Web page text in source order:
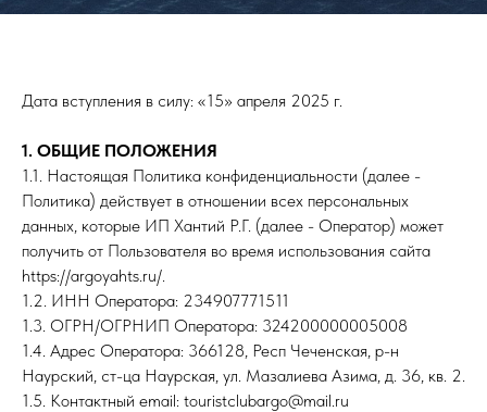
Дата вступления в силу: «15» апреля 2025 г.
1. ОБЩИЕ ПОЛОЖЕНИЯ
1.1. Настоящая Политика конфиденциальности (далее -
Политика) действует в отношении всех персональных
данных, которые ИП Хантий Р.Г. (далее - Оператор) может
получить от Пользователя во время использования сайта
https://argoyahts.ru/.
1.2. ИНН Оператора: 234907771511
1.3. ОГРН/ОГРНИП Оператора: 324200000005008
1.4. Адрес Оператора: 366128, Респ Чеченская, р-н
Наурский, ст-ца Наурская, ул. Мазалиева Азима, д. 36, кв. 2.
1.5. Контактный email: touristclubargo@mail.ru